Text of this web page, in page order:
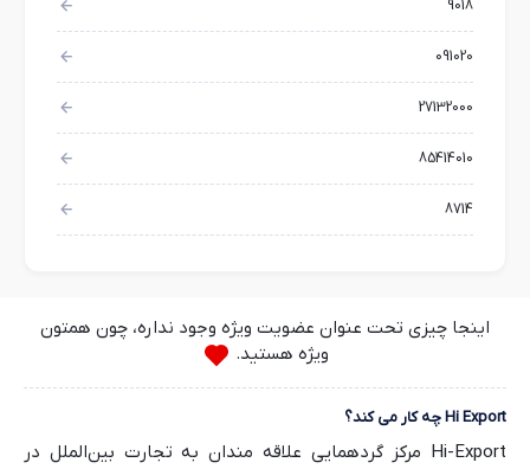
9018
091020
27132000
85414010
8714
اینجا چیزی تحت عنوان عضویت ویژه وجود نداره، چون همتون
ویژه هستید.
Hi Export چه کار می کند؟
Hi-Export مرکز گردهمایی علاقه مندان به تجارت بین‌الملل در